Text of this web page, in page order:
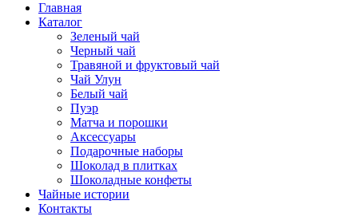
Главная
Каталог
Зеленый чай
Черный чай
Травяной и фруктовый чай
Чай Улун
Белый чай
Пуэр
Матча и порошки
Аксессуары
Подарочные наборы
Шоколад в плитках
Шоколадные конфеты
Чайные истории
Контакты